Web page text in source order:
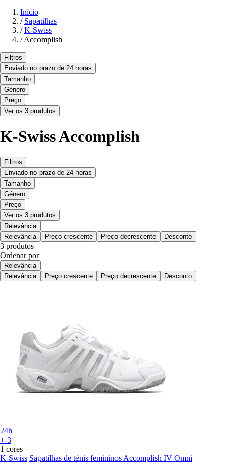
Início
/ Sapatilhas
/ K-Swiss
/ Accomplish
Filtros
Enviado no prazo de 24 horas
Tamanho
Género
Preço
Ver os 3 produtos
K-Swiss Accomplish
Filtros
Enviado no prazo de 24 horas
Tamanho
Género
Preço
Ver os 3 produtos
Relevância
Relevância
Preço crescente Preço decrescente Desconto
3 produtos
Ordenar por
Relevância
Relevância
Preço crescente Preço decrescente Desconto
24h
+-3
1 cores
K-Swiss Sapatilhas de ténis femininos Accomplish IV Omni